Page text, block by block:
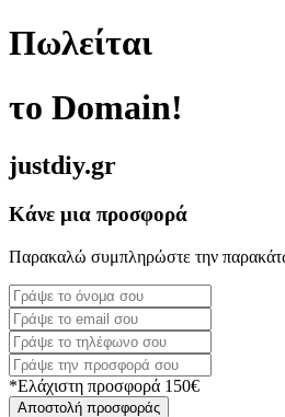
Πωλείται
το Domain!
justdiy.gr
Κάνε μια προσφορά
Παρακαλώ συμπληρώστε την
*Ελάχιστη προσφορά 150€
Αποστολή προσφοράς